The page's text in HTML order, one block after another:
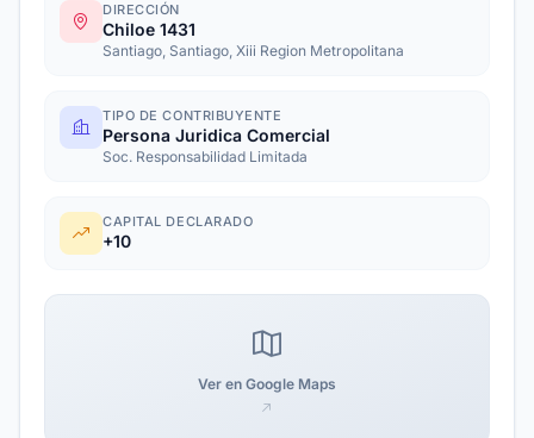
DIRECCIÓN
Chiloe 1431
Santiago, Santiago, Xiii Region Metropolitana
TIPO DE CONTRIBUYENTE
Persona Juridica Comercial
Soc. Responsabilidad Limitada
CAPITAL DECLARADO
+10
Ver en Google Maps